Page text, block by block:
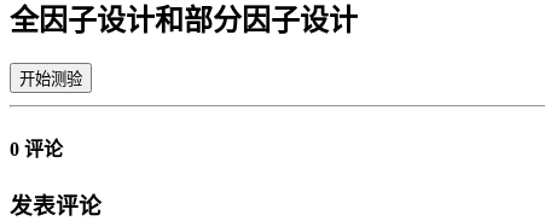
全因子设计和部分因子设计
0 评论
发表评论